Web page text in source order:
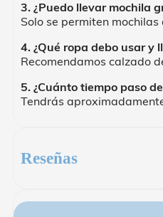
3. ¿Puedo llevar mochila
Solo se permiten
4. ¿Qué ropa debo usar y
Recomendamos calzado
5. ¿Cuánto tiempo paso
Tendrás
Reseñas